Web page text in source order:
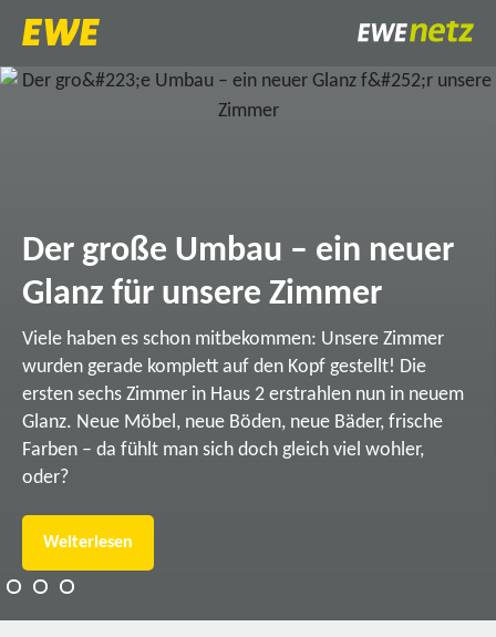
Der große Umbau – ein neuer
Glanz für unsere Zimmer
Viele haben es schon mitbekommen: Unsere Zimmer
wurden gerade komplett auf den Kopf gestellt! Die
ersten sechs Zimmer in Haus 2 erstrahlen nun in neuem
Glanz. Neue Möbel, neue Böden, neue Bäder, frische
Farben – da fühlt man sich doch gleich viel wohler,
oder?
Weiterlesen